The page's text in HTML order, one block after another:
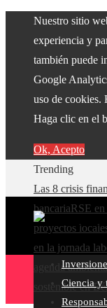
Nuestro sitio
experiencia y
también puede
Google
uso de cookies.
Haga clic en el
Ok, Acepto
Trending
Las 8 crisis
bancariaRSE
proyectos
en la jornada
agenda
sostenible en
Ciencia y